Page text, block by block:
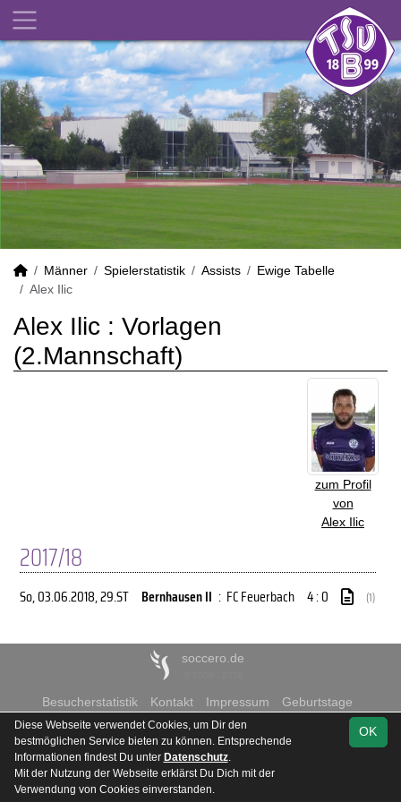
Männer Spielerstatistik Assists
Ewige Tabelle
Alex Ilic
Alex Ilic : Vorlagen
(2.Mannschaft)
zum Profil
von
Alex Ilic
2017/18
So, 03.06.2018, 29.ST Bernhausen II : FC Feuerbach 4 : 0 (1)
soccero.de
Besucherstatistik Kontakt Impressum
Geburtstage
Datenschutz
OK
Diese Webseite verwendet Cookies, um Dir den
bestmöglichen Service bieten zu können. Entsprechende
Informationen findest Du unter Datenschutz.
Mit der Nutzung der Webseite erklärst Du Dich mit der
Verwendung von Cookies einverstanden.